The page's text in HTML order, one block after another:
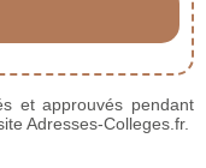
et approuvés pendant
Adresses-Colleges.fr.